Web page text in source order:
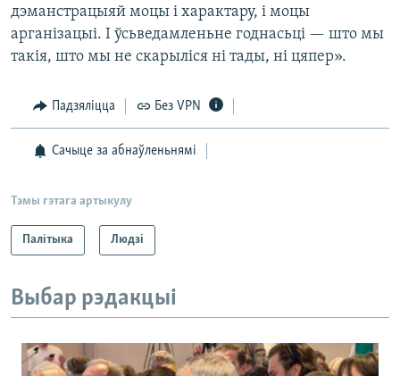
дэманстрацыяй моцы і характару, і моцы
арганізацыі. І ўсьведамленьне годнасьці — што мы
такія, што мы не скарыліся ні тады, ні цяпер».
Падзяліцца Без VPN
Сачыце за абнаўленьнямі
Тэмы гэтага артыкулу
Палітыка Людзі
Выбар рэдакцыі